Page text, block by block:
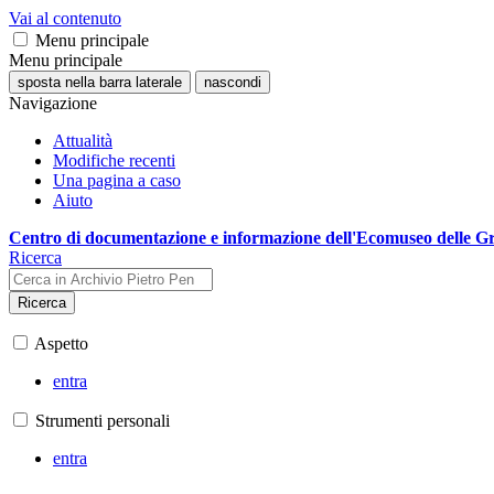
Vai al contenuto
Menu principale
Menu principale
sposta nella barra laterale nascondi
Navigazione
Attualità
Modifiche recenti
Una pagina a caso
Aiuto
Centro di documentazione e informazione dell'Ecomuseo delle
Ricerca
Ricerca
Aspetto
entra
Strumenti personali
entra